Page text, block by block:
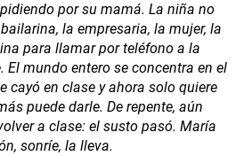
por su mamá. La niña no
la empresaria, la mujer, la
para llamar por teléfono a la
El mundo entero se concentra en el
cayó en clase y ahora solo quiere
puede darle. De repente, aún
a clase: el susto pasó. María
sonríe, la lleva.